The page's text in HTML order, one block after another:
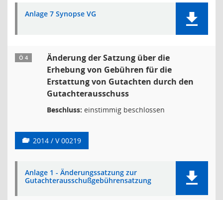
Anlage 7 Synopse VG
Ö 4
Änderung der Satzung über die
Erhebung von Gebühren für die
Erstattung von Gutachten durch den
Gutachterausschuss
Beschluss: einstimmig beschlossen
2014 / V 00219
Anlage 1 - Änderungssatzung zur
Gutachterausschußgebührensatzung